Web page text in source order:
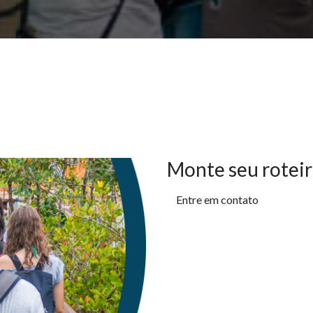
Monte seu
Entre em contato